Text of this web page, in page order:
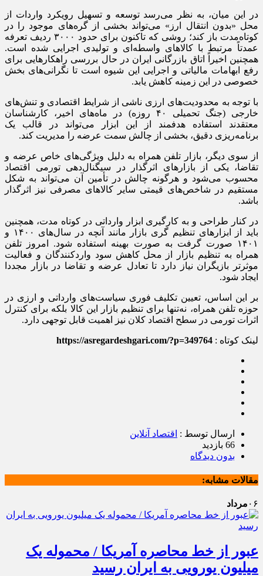
در این میان، به نظر می‌رسد توسعه و تسهیل رویکرد واردات از
محل «بدون انتقال ارز» می‌تواند بخشی از گره‌های موجود را در
کوتاه‌مدت باز کند؛ روشی که تاکنون برای حدود ۳۰۰۰ ردیف تعرفه
عمدتاً مرتبط با کالا‌های واسطه‌ای و تولیدی اجرایی شده است.
همچنین اخیراً اتاق بازرگانی ایران در حال بررسی راهکار‌هایی برای
رفع ابهامات مالیاتی و اجرایی این شیوه است تا نگرانی‌های بخش
خصوصی در این زمینه کاهش یابد.
با توجه به محدودیت‌های ارزی ناشی از شرایط اقتصادی و تنش‌های
خارجی (جنگ تحمیلی ۴۰ روزه) در ماه‌های اخیر، کارشناسان
معتقدند استفاده هدفمند از این ابزار می‌تواند در قالب یک
برنامه‌ریزی دقیق، بخشی از چالش سمت عرضه را مدیریت کند.
از سوی دیگر، بازار تلفن همراه به دلیل ویژگی‌های خاص عرضه و
تقاضا، یکی از بازار‌های اثرگذار در سیگنال‌دهی تورمی اقتصاد
محسوب می‌شود و هرگونه چالش در تأمین آن می‌تواند به شکل
مستقیم در شاخص‌های قیمتی سایر کالا‌های مصرفی نیز اثرگذار
باشد.
در کنار طراحی و به کارگیری ابزار وارداتی در کوتاه مدت، همچنین
باید از ابزار‌های تنظیم گری بازار مانند آنچه در سال‌های ۱۴۰۰ و
۱۴۰۱ صورت گرفت به صورت بهینه استفاده شود. امروز تلفن
همراه به تنظیم بازار از محل کاهش سود واردکنندگان و فعالیت
موثر‌تر بازیگران نیاز دارد تا تعادل عرضه و تقاضا در بازار مجددا
ایجاد شود.
بر این اساس، تعیین تکلیف فوری سیاست‌های وارداتی و ارزی در
حوزه تلفن همراه، نه‌تنها برای تنظیم بازار این کالا بلکه برای کنترل
اثرات تورمی در سطح اقتصاد کلان نیز اهمیت قابل توجهی دارد.
لینک کوتاه : https://asregardeshgari.com/?p=349764
ارسال توسط : اقتصاد آنلاین
66 بازدید
بدون دیدگاه
مقالات مشابه:
۰۶ مرداد
عبور از خط محاصره آمریکا / محموله یک
میلیون یورویی به ایران رسید